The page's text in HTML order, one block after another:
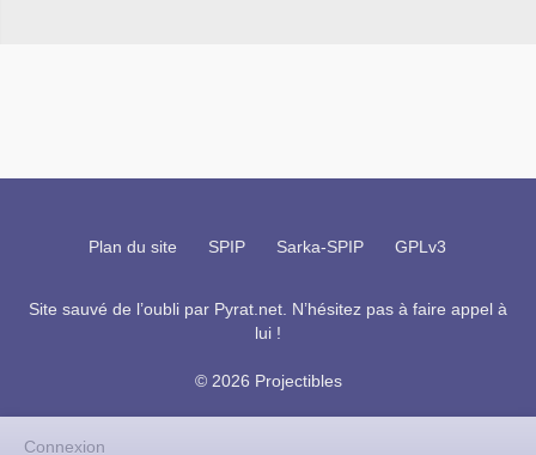
Plan du site SPIP Sarka-SPIP GPLv3
Site sauvé de l’oubli par Pyrat.net . N’hésitez pas à faire appel à
lui !
© 2026 Projectibles
Connexion